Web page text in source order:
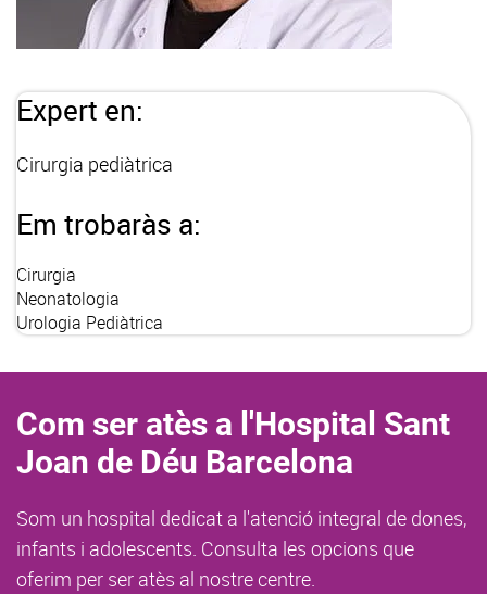
Expert en:
Cirurgia pediàtrica
Em trobaràs a:
Cirurgia
Neonatologia
Urologia Pediàtrica
Com ser atès a l'Hospital Sant
Joan de Déu Barcelona
Som un hospital dedicat a l'atenció integral de dones,
infants i adolescents. Consulta les opcions que
oferim per ser atès al nostre centre.